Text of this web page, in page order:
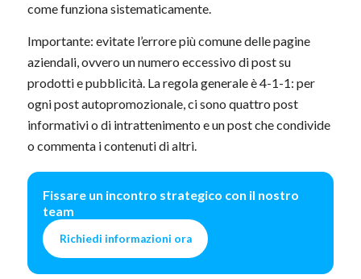
come funziona sistematicamente.
Importante: evitate l’errore più comune delle pagine
aziendali, ovvero un numero eccessivo di post su
prodotti e pubblicità. La regola generale è 4-1-1: per
ogni post autopromozionale, ci sono quattro post
informativi o di intrattenimento e un post che condivide
o commenta i contenuti di altri.
Fissare un incontro strategico con il nostro
team
Richiedi informazioni ora